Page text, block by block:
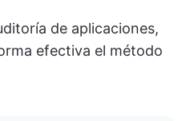
de aplicaciones,
efectiva el método